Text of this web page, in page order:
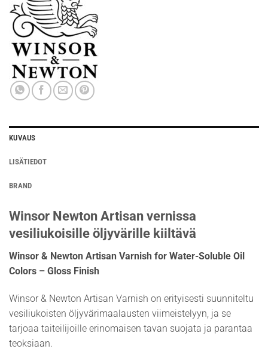
KUVAUS
LISÄTIEDOT
BRAND
Winsor Newton Artisan vernissa
vesiliukoisille öljyvärille kiiltävä
Winsor & Newton Artisan Varnish for Water-Soluble Oil
Colors – Gloss Finish
Winsor & Newton Artisan Varnish on erityisesti suunniteltu
vesiliukoisten öljyvärimaalausten viimeistelyyn, ja se
tarjoaa taiteilijoille erinomaisen tavan suojata ja parantaa
teoksiaan.